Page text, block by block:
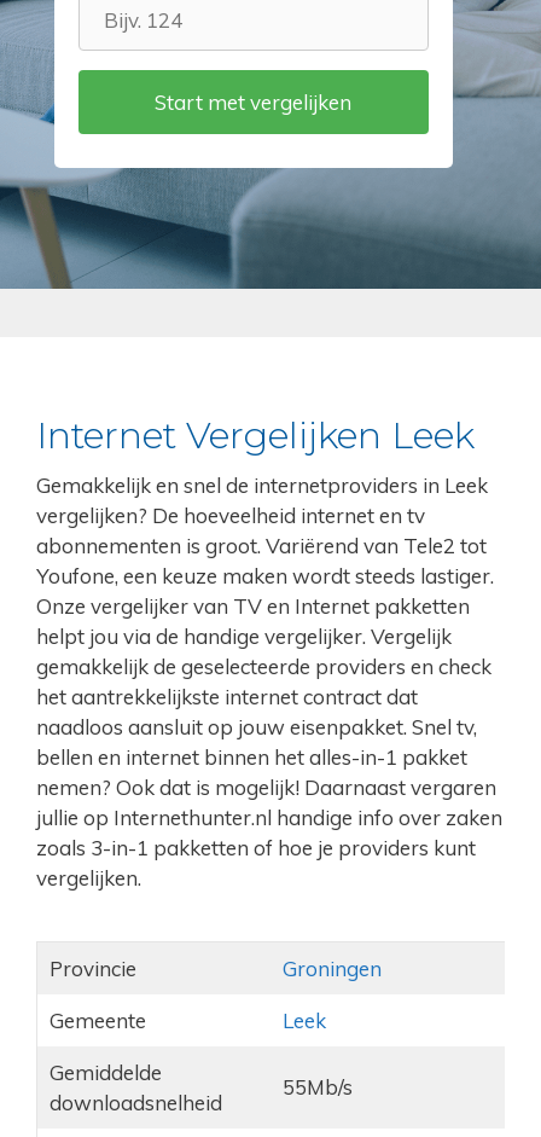
Internet Vergelijken Leek
Gemakkelijk en snel de internetproviders in Leek
vergelijken? De hoeveelheid internet en tv
abonnementen is groot. Variërend van Tele2 tot
Youfone, een keuze maken wordt steeds lastiger.
Onze vergelijker van TV en Internet pakketten
helpt jou via de handige vergelijker. Vergelijk
gemakkelijk de geselecteerde providers en check
het aantrekkelijkste internet contract dat
naadloos aansluit op jouw eisenpakket. Snel tv,
bellen en internet binnen het alles-in-1 pakket
nemen? Ook dat is mogelijk! Daarnaast vergaren
jullie op Internethunter.nl handige info over zaken
zoals 3-in-1 pakketten of hoe je providers kunt
vergelijken.
Provincie Groningen
Gemeente Leek
Gemiddelde
downloadsnelheid
55Mb/s